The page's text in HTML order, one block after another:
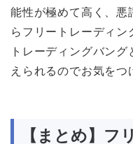
能性が極めて高く、悪
らフリートレーディン
トレーディングバン
えられるのでお気をつ
【まとめ】フ